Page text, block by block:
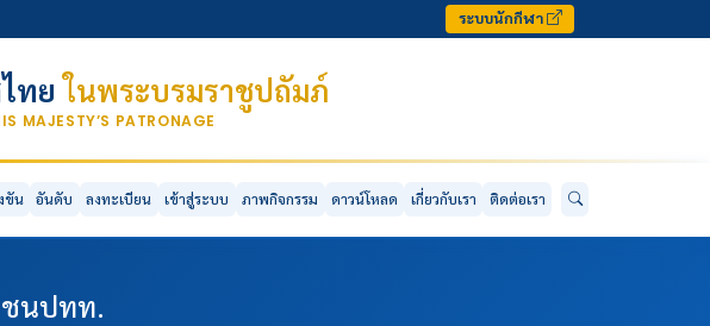
ระบบนักกีฬา
ไทยในพระบรมราชูปถัมภ์
MAJESTY’S PATRONAGE
ขัน อันดับ ลงทะเบียน เข้าสู่ระบบ ภาพกิจกรรม ดาวน์โหลด เกี่ยวกับเรา ติดต่อเรา
ชนปทท.